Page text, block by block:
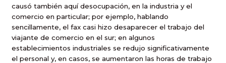
causó también aquí desocupación, en la industria y el
comercio en particular; por ejemplo, hablando
sencillamente, el fax casi hizo desaparecer el trabajo del
viajante de comercio en el sur; en algunos
establecimientos industriales se redujo significativamente
el personal y, en casos, se aumentaron las horas de trabajo